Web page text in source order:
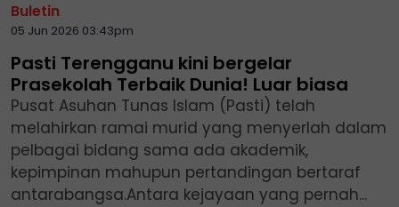
Buletin
05 Jun 2026 03:43pm
Pasti Terengganu kini bergelar
Prasekolah Terbaik Dunia! Luar biasa
Pusat Asuhan Tunas Islam (Pasti) telah
melahirkan ramai murid yang menyerlah dalam
pelbagai bidang sama ada akademik,
kepimpinan mahupun pertandingan bertaraf
antarabangsa.Antara kejayaan yang pernah...